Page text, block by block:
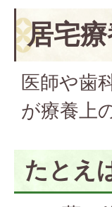
居宅
医師や歯
が療養上
たとえ